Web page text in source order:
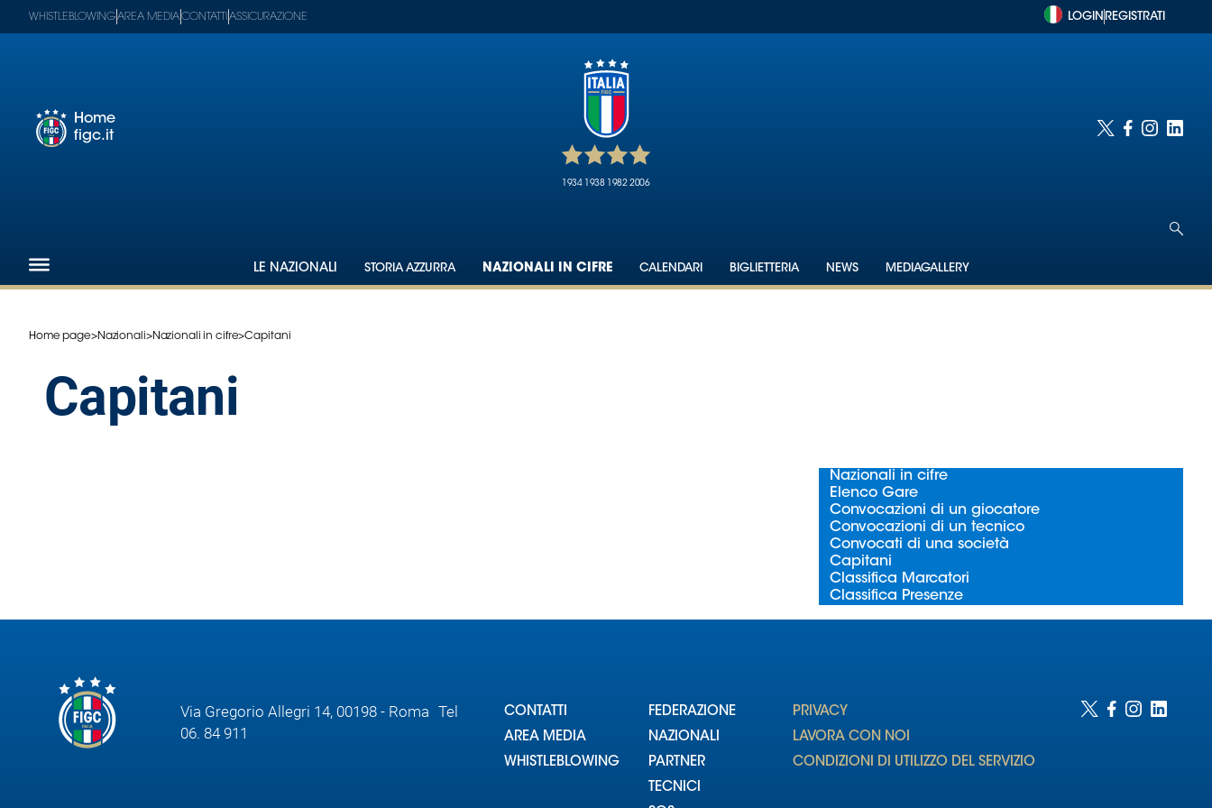
Footer
Tecnici
SGS
Serie
Assicurazione
Cerca
WHISTLEBLOWINGAREA MEDIACONTATTI ASSICURAZIONE LOGIN REGISTRATI
Home
figc.it
1934 1938 1982 2006
LE NAZIONALI STORIA AZZURRA NAZIONALI IN CIFRE CALENDARI BIGLIETTERIA NEWS MEDIAGALLERY
Home page>Nazionali>Nazionali in cifre>Capitani
Capitani
Nazionali in cifre
Elenco Gare
Convocazioni di un giocatore
Convocazioni di un tecnico
Convocati di una società
Capitani
Classifica Marcatori
Classifica Presenze
Via Gregorio Allegri 14, 00198 - Roma Tel
06. 84 911
CONTATTI
AREA MEDIA
WHISTLEBLOWING
FEDERAZIONE
NAZIONALI
PARTNER
TECNICI
PRIVACY
LAVORA CON NOI
CONDIZIONI DI UTILIZZO DEL SERVIZIO